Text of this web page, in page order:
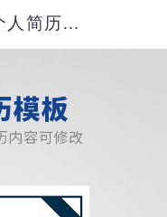
蓝色高端风业务员个人简历模板